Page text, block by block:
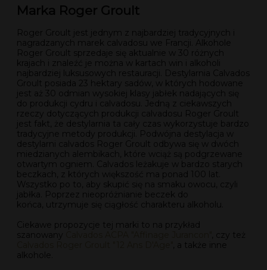
Marka Roger Groult
Roger Groult jest jednym z najbardziej tradycyjnych i
nagradzanych marek calvadosu we Francji. Alkohole
Roger Groult sprzedaje się aktualnie w 30 różnych
krajach i znaleźć je można w kartach win i alkoholi
najbardziej luksusowych restauracji. Destylarnia Calvados
Groult posiada 23 hektary sadów, w których hodowane
jest aż 30 odmian wysokiej klasy jabłek nadających się
do produkcji cydru i calvadosu. Jedną z ciekawszych
rzeczy dotyczących produkcji calvadosu Roger Groult
jest fakt, że destylarnia ta cały czas wykorzystuje bardzo
tradycyjne metody produkcji. Podwójna destylacja w
destylarni calvados Roger Groult odbywa się w dwóch
miedzianych alembikach, które wciąż są podgrzewane
otwartym ogniem. Calvados leżakuje w bardzo starych
beczkach, z których większość ma ponad 100 lat.
Wszystko po to, aby skupić się na smaku owocu, czyli
jabłka. Poprzez nieopróżnianie beczek do
końca, utrzymuje się ciągłość charakteru alkoholu.
Ciekawe propozycje tej marki to na przykład
szanowany
, czy też
, a także inne
alkohole.